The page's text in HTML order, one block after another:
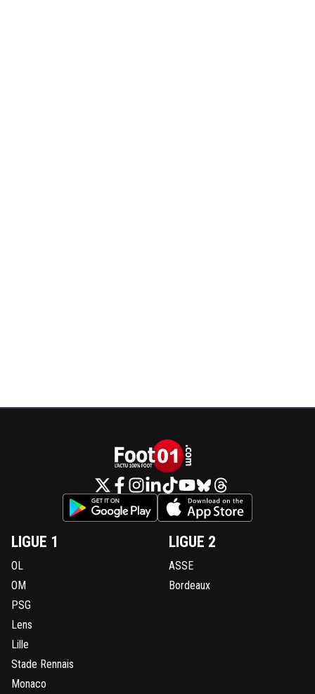
LIGUE 1
OL
OM
PSG
Lens
Lille
Stade Rennais
Monaco
LIGUE 2
ASSE
Bordeaux